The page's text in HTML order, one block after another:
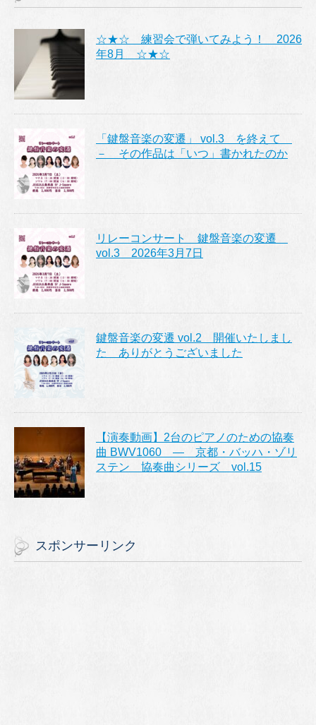
☆★☆ 練習会で弾いてみよう！ 2026
年8月 ☆★☆
「鍵盤音楽の変遷」 vol.3 を終えて
－ その作品は「いつ」書かれたのか
リレーコンサート 鍵盤音楽の変遷
vol.3 2026年3月7日
鍵盤音楽の変遷 vol.2 開催いたしまし
た ありがとうございました
【演奏動画】2台のピアノのための協奏
曲 BWV1060 ― 京都・バッハ・ゾリ
ステン 協奏曲シリーズ vol.15
スポンサーリンク